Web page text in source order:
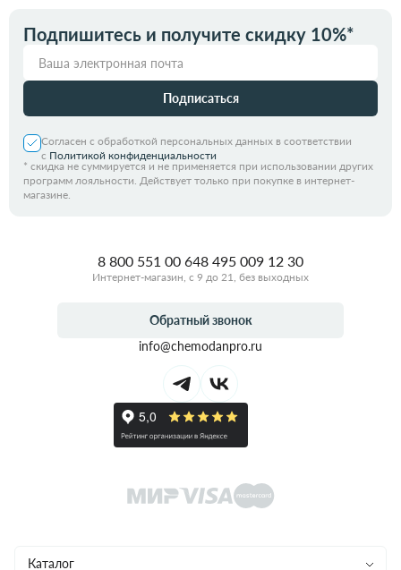
Подпишитесь и получите скидку 10%*
Подписаться
Согласен с обработкой персональных данных в соответствии
с Политикой конфиденциальности
* скидка не суммируется и не применяется при использовании других
программ лояльности. Действует только при покупке в интернет-
магазине.
Каталог
8 800 551 00 648 495 009 12 30
Интернет-магазин, с 9 до 21, без выходных
Обратный звонок
info@chemodanpro.ru